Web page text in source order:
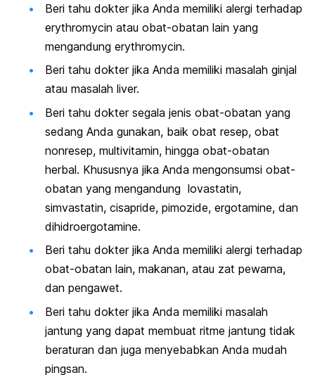
Beri tahu dokter jika Anda memiliki alergi terhadap
erythromycin atau obat-obatan lain yang
mengandung erythromycin.
Beri tahu dokter jika Anda memiliki masalah ginjal
atau masalah liver.
Beri tahu dokter segala jenis obat-obatan yang
sedang Anda gunakan, baik obat resep, obat
nonresep, multivitamin, hingga obat-obatan
herbal. Khususnya jika Anda mengonsumsi obat-
obatan yang mengandung lovastatin,
simvastatin, cisapride, pimozide, ergotamine, dan
dihidroergotamine.
Beri tahu dokter jika Anda memiliki alergi terhadap
obat-obatan lain, makanan, atau zat pewarna,
dan pengawet.
Beri tahu dokter jika Anda memiliki masalah
jantung yang dapat membuat ritme jantung tidak
beraturan dan juga menyebabkan Anda mudah
pingsan.